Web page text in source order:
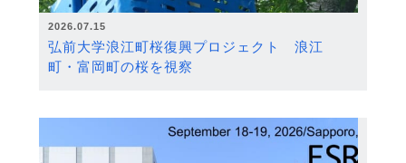
2026.07.15
弘前大学浪江町桜復興プロジェクト 浪江
町・富岡町の桜を視察